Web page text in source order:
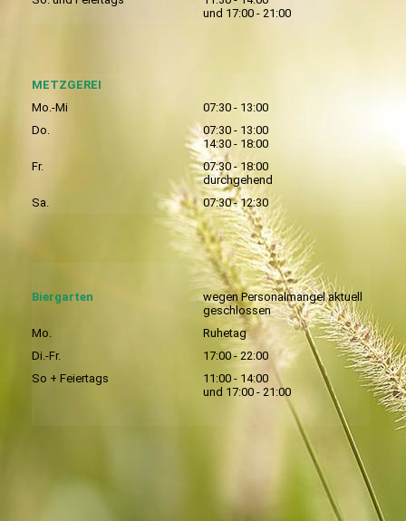
und 17:00 - 21:00
METZGEREI
Mo.-Mi
07:30 - 13:00
Do.
07:30 - 13:00
14:30 - 18:00
Fr.
07:30 - 18:00
durchgehend
Sa.
07:30 - 12:30
Biergarten
wegen Personalmangel aktuell
geschlossen
Mo.
Ruhetag
Di.-Fr.
17:00 - 22:00
So + Feiertags
11:00 - 14:00
und 17:00 - 21:00